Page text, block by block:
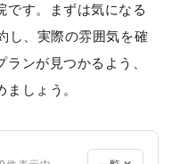
です。まずは気になる
し、実際の雰囲気を確
ンが見つかるよう、
しょう。